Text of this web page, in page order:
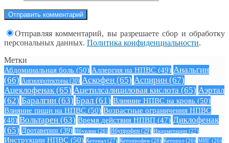
Отправляя комментарий, вы разрешаете сбор и обработку
персональных данных. Политика конфиденциальности.
Метки
Абдоминальная боль (50) Аллергия на НПВС (49) Анальгин
(66) Ангиопротекторы (30) Аскофен (65) Аспирин (67)
Ацеклофенак (65) Ацетилсалициловая кислота (65) Аэртал
(62) Баралгин (63) Брал (61) Влияние НПВС на кровь (50)
Влияние пищи на НПВС (50) Возрастные ограничения НПВС
(48) Вольтарен (63) Время действия НПВП (47) Диклофенак
(65) Дротаверин (39) Ибуклин (26) Ибупрофен (29) Индометацин (27)
Инструкции НПВС (50) Кетонал (27) Кетопрофен (28) Кеторол (26) МИГ (26)